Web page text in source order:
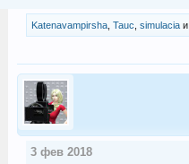
Katenavampirsha, Tauc simulaciaи
3 фев 2018